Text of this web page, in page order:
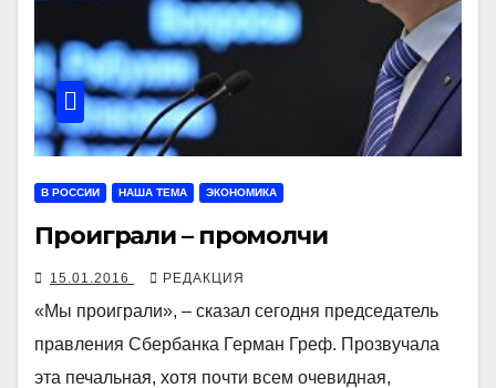
В РОССИИ НАША ТЕМА ЭКОНОМИКА
Проиграли – промолчи
15.01.2016 РЕДАКЦИЯ
«Мы проиграли», – сказал сегодня председатель
правления Сбербанка Герман Греф. Прозвучала
эта печальная, хотя почти всем очевидная,